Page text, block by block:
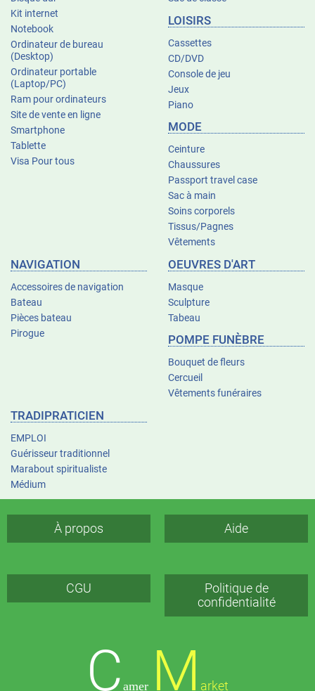
Kit internet
Notebook
Ordinateur de bureau
(Desktop)
Ordinateur portable
(Laptop/PC)
Ram pour ordinateurs
Site de vente en ligne
Smartphone
Tablette
Visa Pour tous
LOISIRS
Cassettes
CD/DVD
Console de jeu
Jeux
Piano
MODE
Ceinture
Chaussures
Passport travel case
Sac à main
Soins corporels
Tissus/Pagnes
Vêtements
NAVIGATION
Accessoires de navigation
Bateau
Pièces bateau
Pirogue
OEUVRES D'ART
Masque
Sculpture
Tabeau
POMPE FUNÈBRE
Bouquet de fleurs
Cercueil
Vêtements funéraires
TRADIPRATICIEN
EMPLOI
Guérisseur traditionnel
Marabout spiritualiste
Médium
À propos Aide
CGU
Politique de
confidentialité
C amer M arket